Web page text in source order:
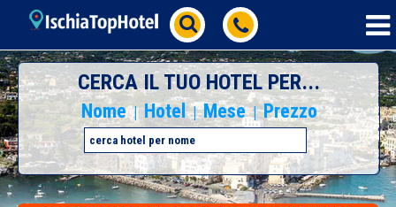
CERCA IL TUO HOTEL PER...
Nome | Hotel | Mese | Prezzo